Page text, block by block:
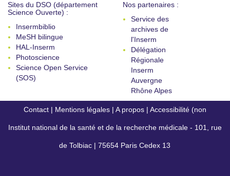
Sites du DSO (département
Science Ouverte) :
Insermbiblio
MeSH bilingue
HAL-Inserm
Photoscience
Science Open Service
(SOS)
Nos partenaires :
Service des
archives de
l'Inserm
Délégation
Régionale
Inserm
Auvergne
Rhône Alpes
Contact | Mentions légales | A propos | Accessibilité (non
conforme)
Institut national de la santé et de la recherche médicale - 101, rue
de Tolbiac | 75654 Paris Cedex 13